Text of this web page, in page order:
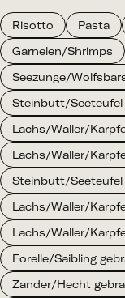
Risotto Pasta
Garnelen/Shrimps
Seezunge/
Steinbutt/
Lachs/Waller/
Lachs/Waller/
Steinbutt/Seeteufel
Lachs/Waller/
Lachs/Waller/
Forelle/Saibling
Zander/Hecht